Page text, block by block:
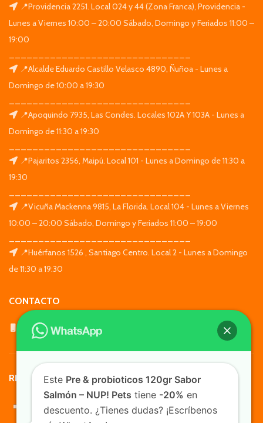
📍Providencia 2251. Local 024 y 44 (Zona Franca), Providencia -
Lunes a Viernes 10:00 – 20:00 Sábado, Domingo y Feriados 11:00 –
19:00
📍Alcalde Eduardo Castillo Velasco 4890, Ñuñoa - Lunes a
Domingo de 10:00 a 19:30
📍Apoquindo 7935, Las Condes. Locales 102A Y 103A - Lunes a
Domingo de 11:30 a 19:30
📍Pajaritos 2356, Maipú. Local 101 - Lunes a Domingo de 11:30 a
19:30
📍Vicuña Mackenna 9815, La Florida. Local 104 - Lunes a Viernes
10:00 – 20:00 Sábado, Domingo y Feriados 11:00 – 19:00
📍Huérfanos 1526 , Santiago Centro. Local 2 - Lunes a Domingo
de 11:30 a 19:30
CONTACTO
WhatsApp: +569 7564 4676
REDES SOCIALES
Este Pre & probioticos 120gr Sabor
Salmón – NUP! Pets tiene -20% en
descuento. ¿Tienes dudas? ¡Escríbenos